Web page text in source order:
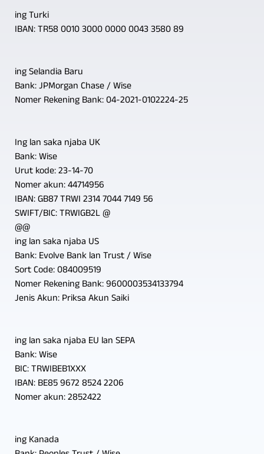
ing Turki
IBAN: TR58 0010 3000 0000 0043 3580 89
ing Selandia Baru
Bank: JPMorgan Chase / Wise
Nomer Rekening Bank: 04-2021-0102224-25
Ing lan saka njaba UK
Bank: Wise
Urut kode: 23-14-70
Nomer akun: 44714956
IBAN: GB87 TRWI 2314 7044 7149 56
SWIFT/BIC: TRWIGB2L @
@@
ing lan saka njaba US
Bank: Evolve Bank lan Trust / Wise
Sort Code: 084009519
Nomer Rekening Bank: 9600003534133794
Jenis Akun: Priksa Akun Saiki
ing lan saka njaba EU lan SEPA
Bank: Wise
BIC: TRWIBEB1XXX
IBAN: BE85 9672 8524 2206
Nomer akun: 2852422
ing Kanada